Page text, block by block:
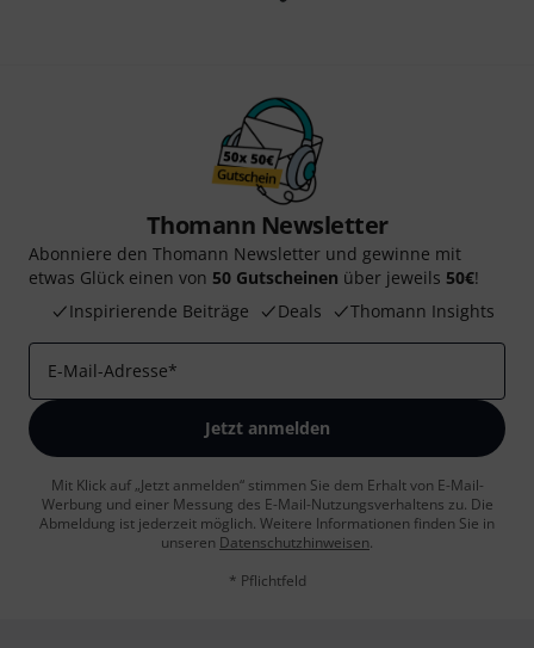
Thomann Newsletter
Abonniere den Thomann Newsletter und gewinne mit
etwas Glück einen von 50 Gutscheinen über jeweils 50€!
Inspirierende Beiträge
Deals Thomann Insights
E-Mail-Adresse*
Jetzt anmelden
Mit Klick auf „Jetzt anmelden“ stimmen Sie dem Erhalt von E-Mail-
Werbung und einer Messung des E-Mail-Nutzungsverhaltens zu. Die
Abmeldung ist jederzeit möglich. Weitere Informationen finden Sie in
unseren Datenschutzhinweisen.
* Pflichtfeld